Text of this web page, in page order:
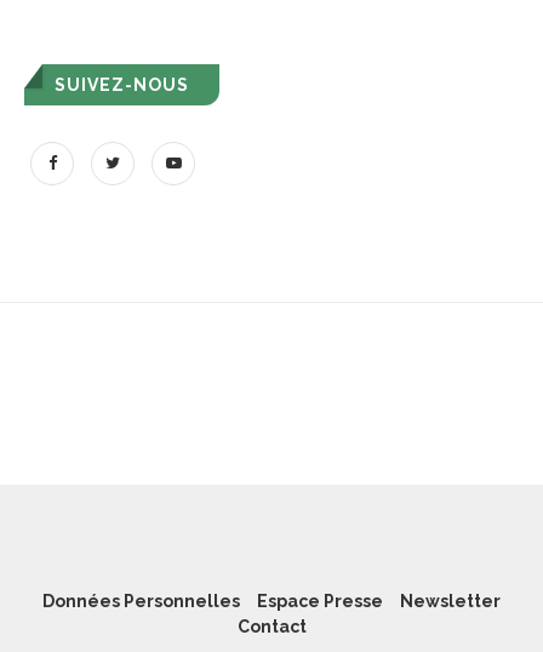
SUIVEZ-NOUS
Données Personnelles Espace Presse
Newsletter
Contact